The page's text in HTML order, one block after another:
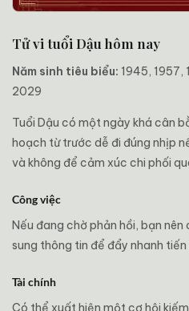
Tử vi tuổi Dậu hôm nay
Năm sinh tiêu biểu: 1945, 1957,
2029
Tuổi Dậu có một ngày khá cân
hoạch từ trước dễ đi đúng nhịp
và không để cảm xúc chi phối
Công việc
Nếu đang chờ phản hồi, bạn
sung thông tin để đẩy nhanh tiến
Tài chính
Có thể xuất hiện một cơ hội